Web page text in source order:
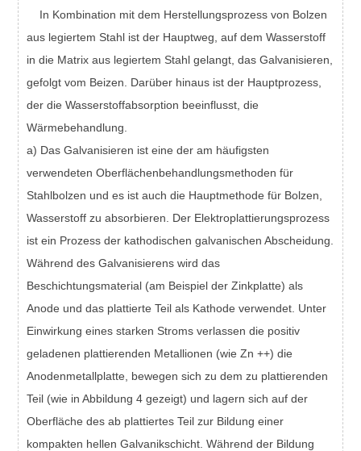
In Kombination mit dem Herstellungsprozess von Bolzen
aus legiertem Stahl ist der Hauptweg, auf dem Wasserstoff
in die Matrix aus legiertem Stahl gelangt, das Galvanisieren,
gefolgt vom Beizen. Darüber hinaus ist der Hauptprozess,
der die Wasserstoffabsorption beeinflusst, die
Wärmebehandlung.
a) Das Galvanisieren ist eine der am häufigsten
verwendeten Oberflächenbehandlungsmethoden für
Stahlbolzen und es ist auch die Hauptmethode für Bolzen,
Wasserstoff zu absorbieren. Der Elektroplattierungsprozess
ist ein Prozess der kathodischen galvanischen Abscheidung.
Während des Galvanisierens wird das
Beschichtungsmaterial (am Beispiel der Zinkplatte) als
Anode und das plattierte Teil als Kathode verwendet. Unter
Einwirkung eines starken Stroms verlassen die positiv
geladenen plattierenden Metallionen (wie Zn ++) die
Anodenmetallplatte, bewegen sich zu dem zu plattierenden
Teil (wie in Abbildung 4 gezeigt) und lagern sich auf der
Oberfläche des ab plattiertes Teil zur Bildung einer
kompakten hellen Galvanikschicht. Während der Bildung